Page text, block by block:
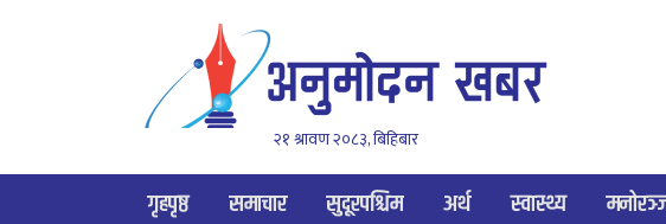
२१ श्रावण २०८३, बिहिबार
गृहपृष्ठ समाचार सुदूरपश्चिम अर्थ स्वास्थ्य